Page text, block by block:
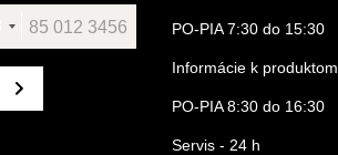
PO-PIA 7:30 do 15:30
Informácie k produktom
PO-PIA 8:30 do 16:30
Servis - 24 h